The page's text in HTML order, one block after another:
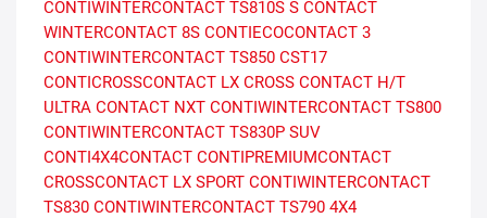
CONTIWINTERCONTACT TS810S S CONTACT
WINTERCONTACT 8S CONTIECOCONTACT 3
CONTIWINTERCONTACT TS850 CST17
CONTICROSSCONTACT LX CROSS CONTACT H/T
ULTRA CONTACT NXT CONTIWINTERCONTACT TS800
CONTIWINTERCONTACT TS830P SUV
CONTI4X4CONTACT CONTIPREMIUMCONTACT
CROSSCONTACT LX SPORT CONTIWINTERCONTACT
TS830 CONTIWINTERCONTACT TS790 4X4